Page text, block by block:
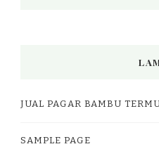
JUAL PAGAR BAMBU
SAMPLE PAGE